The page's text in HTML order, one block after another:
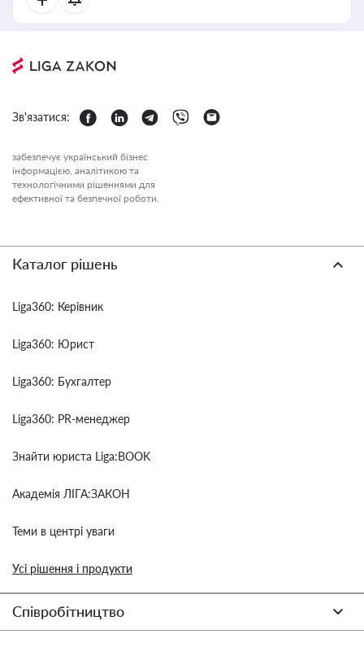
Зв'язатися:
забезпечує український бізнес
інформацією, аналітикою та
технологічними рішеннями для
ефективної та безпечної роботи.
Каталог рішень
Liga360: Керівник
Liga360: Юрист
Liga360: Бухгалтер
Liga360: PR-менеджер
Знайти юриста Liga:BOOK
Академія ЛІГА:ЗАКОН
Теми в центрі уваги
Усі рішення і продукти
Співробітництво